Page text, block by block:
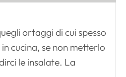
ortaggi di cui spesso
cucina, se non metterlo
le insalate. La